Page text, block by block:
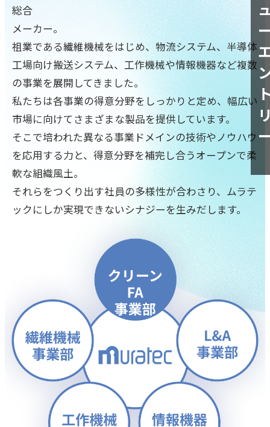
総合
メーカー。
祖業である繊維機械をはじめ、物流システム、半導体
工場向け搬送システム、工作機械や情報機器など複数
の事業を展開してきました。
私たちは各事業の得意分野をしっかりと定め、幅広い
市場に向けてさまざまな製品を提供しています。
そこで培われた異なる事業ドメインの技術やノウハウ
を応用する力と、得意分野を補完し合うオープンで柔
軟な組織風土。
それらをつくり出す社員の多様性が合わさり、ムラテ
ックにしか実現できないシナジーを生みだします。